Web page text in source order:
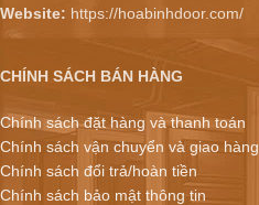
Website: https://hoabinhdoor.com/
CHÍNH SÁCH BÁN HÀNG
Chính sách đặt hàng và thanh toán
Chính sách vận chuyển và giao hàng
Chính sách đổi trả/hoàn tiền
Chính sách bảo mật thông tin